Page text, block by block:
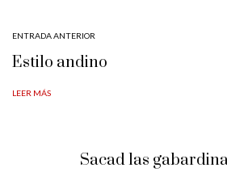
ENTRADA ANTERIOR
Estilo andino
LEER MÁS
Sacad las